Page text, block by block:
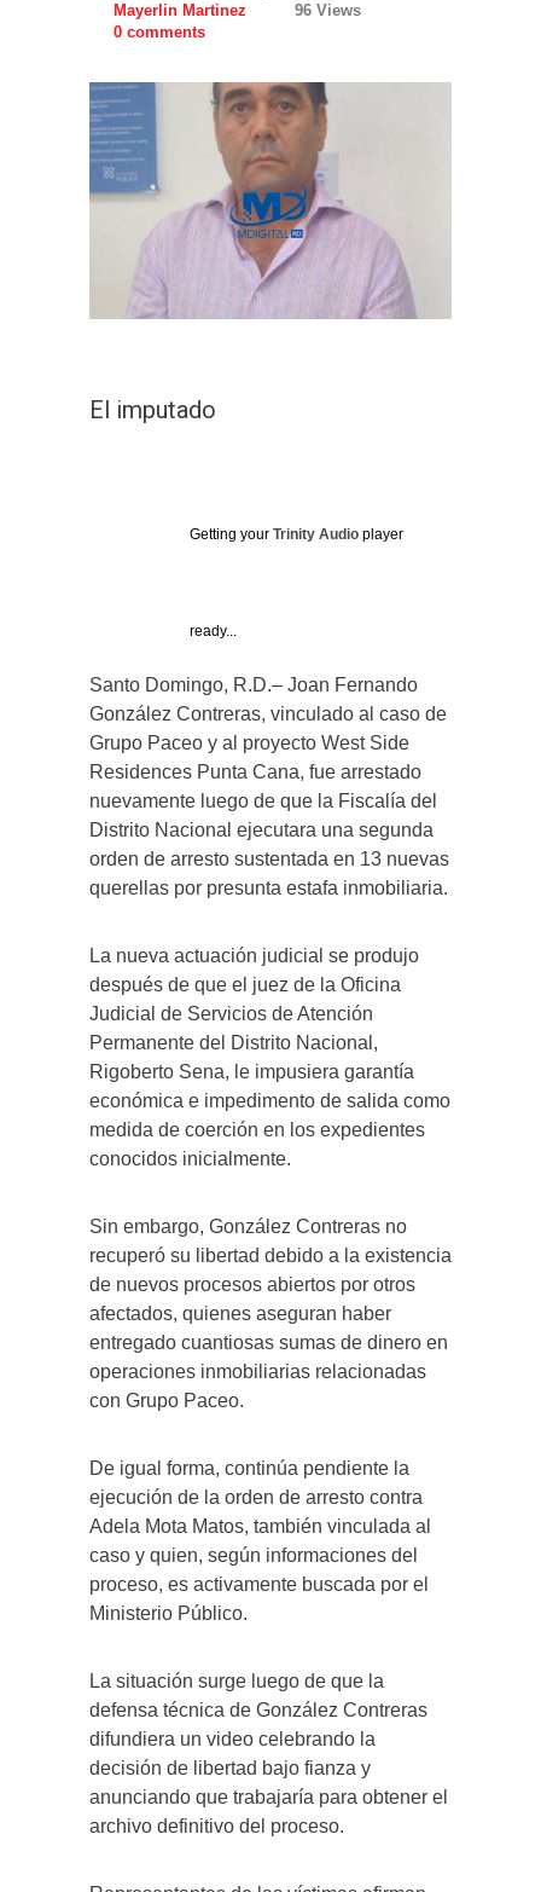
Mayerlin Martinez
96 Views
0 comments
El imputado
Getting your Trinity Audio player
ready...
Santo Domingo, R.D.– Joan Fernando
González Contreras, vinculado al caso de
Grupo Paceo y al proyecto West Side
Residences Punta Cana, fue arrestado
nuevamente luego de que la Fiscalía del
Distrito Nacional ejecutara una segunda
orden de arresto sustentada en 13 nuevas
querellas por presunta estafa inmobiliaria.
La nueva actuación judicial se produjo
después de que el juez de la Oficina
Judicial de Servicios de Atención
Permanente del Distrito Nacional,
Rigoberto Sena, le impusiera garantía
económica e impedimento de salida como
medida de coerción en los expedientes
conocidos inicialmente.
Sin embargo, González Contreras no
recuperó su libertad debido a la existencia
de nuevos procesos abiertos por otros
afectados, quienes aseguran haber
entregado cuantiosas sumas de dinero en
operaciones inmobiliarias relacionadas
con Grupo Paceo.
De igual forma, continúa pendiente la
ejecución de la orden de arresto contra
Adela Mota Matos, también vinculada al
caso y quien, según informaciones del
proceso, es activamente buscada por el
Ministerio Público.
La situación surge luego de que la
defensa técnica de González Contreras
difundiera un video celebrando la
decisión de libertad bajo fianza y
anunciando que trabajaría para obtener el
archivo definitivo del proceso.